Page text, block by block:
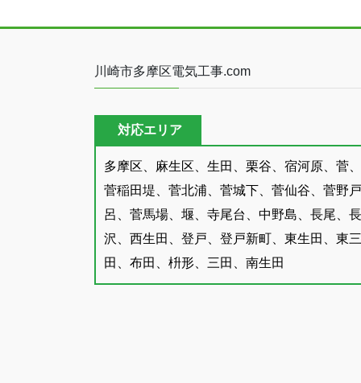
川崎市多摩区電気工事.com
対応エリア
多摩区、麻生区、生田、栗谷、宿河原、菅、
菅稲田堤、菅北浦、菅城下、菅仙谷、菅野戸
呂、菅馬場、堰、寺尾台、中野島、長尾、長
沢、西生田、登戸、登戸新町、東生田、東三
田、布田、枡形、三田、南生田